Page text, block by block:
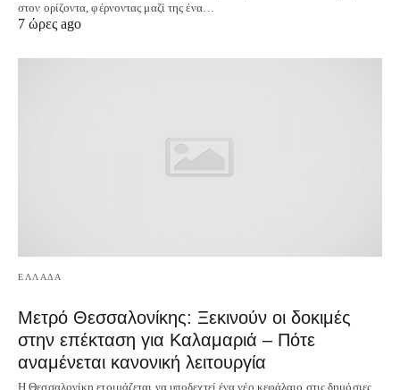
στον ορίζοντα, φέρνοντας μαζί της ένα…
7 ώρες ago
ΕΛΛΑΔΑ
Μετρό Θεσσαλονίκης: Ξεκινούν οι δοκιμές
στην επέκταση για Καλαμαριά – Πότε
αναμένεται κανονική λειτουργία
Η Θεσσαλονίκη ετοιμάζεται να υποδεχτεί ένα νέο κεφάλαιο στις δημόσιες